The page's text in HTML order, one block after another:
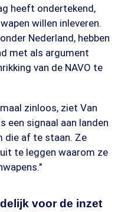
heeft ondertekend,
willen inleveren.
Nederland, hebben
met als argument
van de NAVO te
zinloos, ziet Van
een signaal aan landen
die af te staan. Ze
te leggen waarom ze
voor de inzet